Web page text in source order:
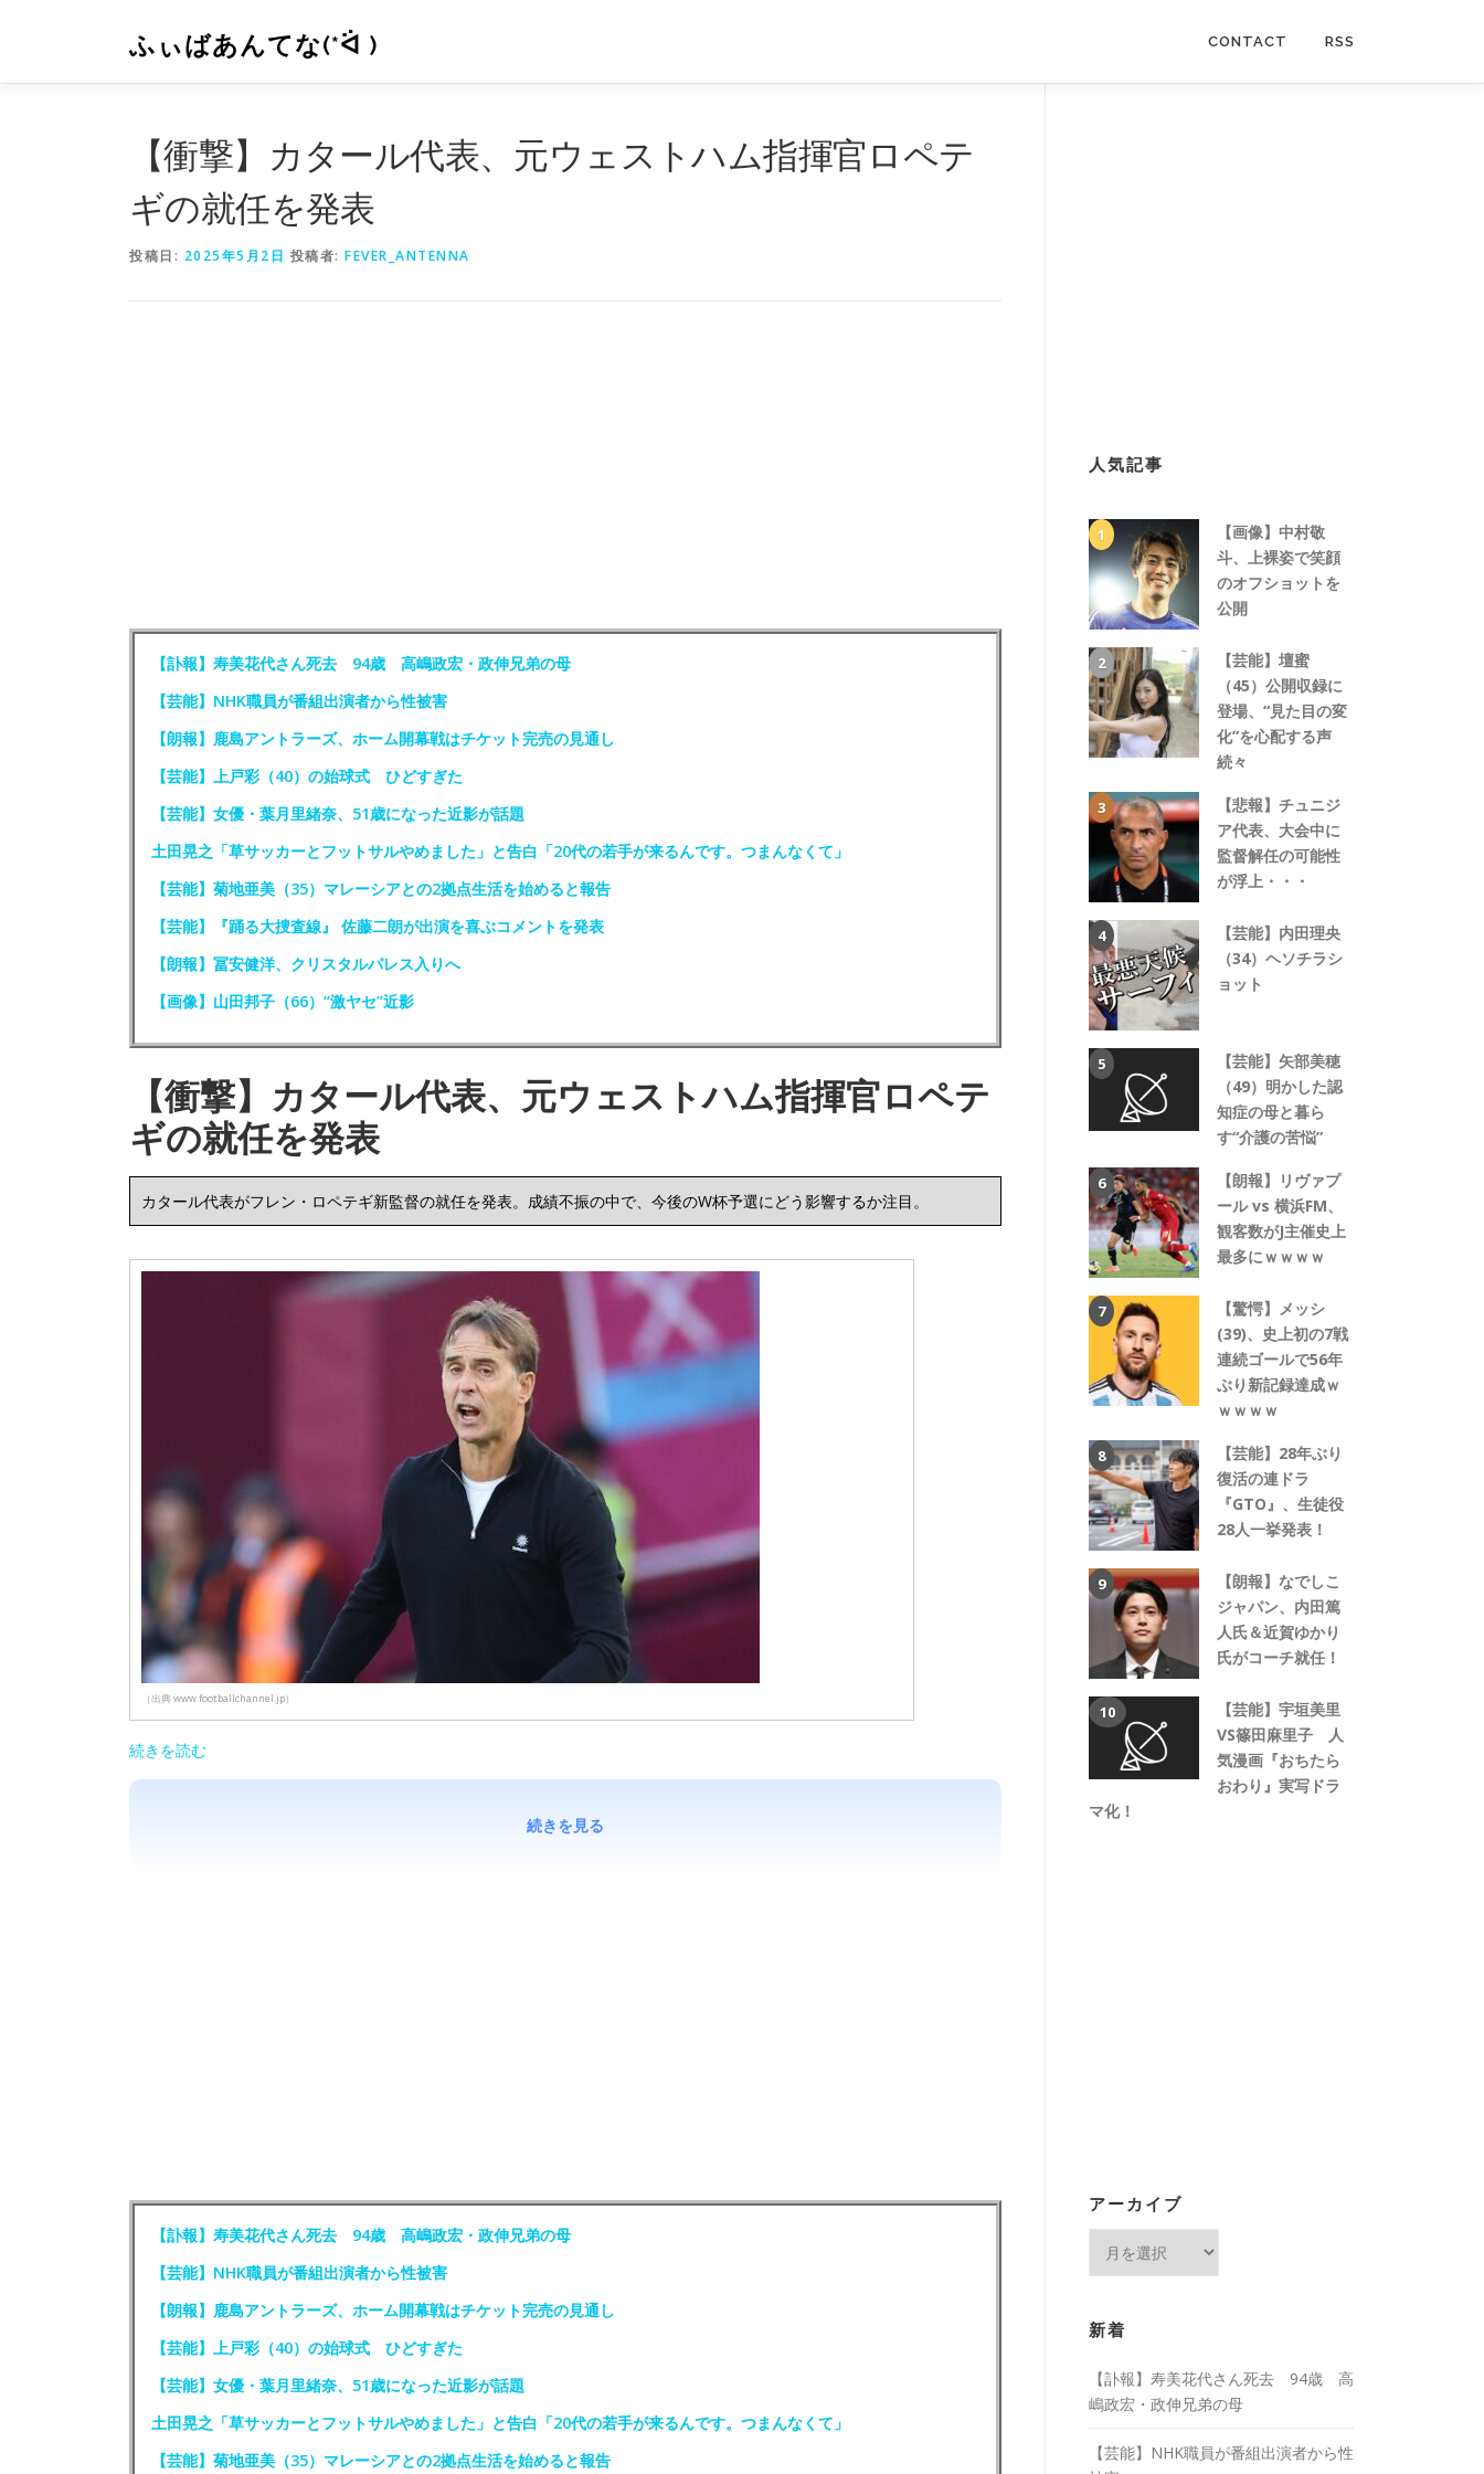
ン
ふぃばあんてな(*ᐛ ) CONTACT RSS
【衝撃】カタール代表、元ウェストハム指揮官ロペテ
ギの就任を発表
投稿日: 2025年5月2日 投稿者: FEVER_ANTENNA
【訃報】寿美花代さん死去 94歳 高嶋政宏・政伸兄弟の母
【芸能】NHK職員が番組出演者から性被害
【朗報】鹿島アントラーズ、ホーム開幕戦はチケット完売の見通し
【芸能】上戸彩（40）の始球式 ひどすぎた
【芸能】女優・葉月里緒奈、51歳になった近影が話題
土田晃之「草サッカーとフットサルやめました」と告白「20代の若手が来るんです。つまんなくて」
【芸能】菊地亜美（35）マレーシアとの2拠点生活を始めると報告
【芸能】『踊る大捜査線』 佐藤二朗が出演を喜ぶコメントを発表
【朗報】冨安健洋、クリスタルパレス入りへ
【画像】山田邦子（66）“激ヤセ”近影
【衝撃】カタール代表、元ウェストハム指揮官ロペテ
ギの就任を発表
カタール代表がフレン・ロペテギ新監督の就任を発表。成績不振の中で、今後のW杯予選にどう影響するか注目。
（出典 www.footballchannel.jp）
続きを読む
続きを見る
【訃報】寿美花代さん死去 94歳 高嶋政宏・政伸兄弟の母
【芸能】NHK職員が番組出演者から性被害
【朗報】鹿島アントラーズ、ホーム開幕戦はチケット完売の見通し
【芸能】上戸彩（40）の始球式 ひどすぎた
【芸能】女優・葉月里緒奈、51歳になった近影が話題
土田晃之「草サッカーとフットサルやめました」と告白「20代の若手が来るんです。つまんなくて」
【芸能】菊地亜美（35）マレーシアとの2拠点生活を始めると報告
人気記事
【画像】中村敬
斗、上裸姿で笑顔
のオフショットを
公開
【芸能】壇蜜
（45）公開収録に
登場、“見た目の変
化”を心配する声
続々
【悲報】チュニジ
ア代表、大会中に
監督解任の可能性
が浮上・・・
【芸能】内田理央
（34）ヘソチラシ
ョット
【芸能】矢部美穂
（49）明かした認
知症の母と暮ら
す“介護の苦悩”
【朗報】リヴァプ
ール vs 横浜FM、
観客数がJ主催史上
最多にｗｗｗｗ
【驚愕】メッシ
(39)、史上初の7戦
連続ゴールで56年
ぶり新記録達成ｗ
ｗｗｗｗ
【芸能】28年ぶり
復活の連ドラ
『GTO』、生徒役
28人一挙発表！
【朗報】なでしこ
ジャパン、内田篤
人氏＆近賀ゆかり
氏がコーチ就任！
【芸能】宇垣美里
VS篠田麻里子 人
気漫画『おちたら
おわり』実写ドラ
マ化！
アーカイブ
イ
ブ
新着
【訃報】寿美花代さん死去 94歳 高
嶋政宏・政伸兄弟の母
【芸能】NHK職員が番組出演者から性